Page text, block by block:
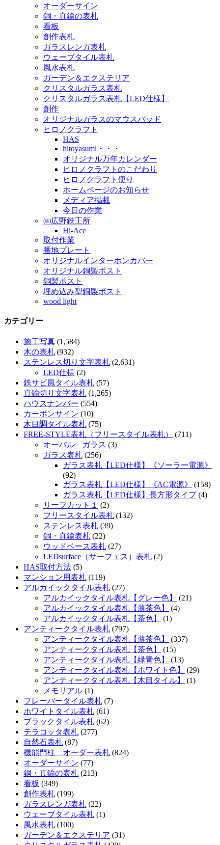
オーダーサイン
銅・真鍮の表札
看板
創作表札
ガラスレンガ表札
ウェーブタイル表札
風水表札
ガーデン＆エクステリア
クリスタルガラス表札
クリスタルガラス表札【LED仕様】
創作
オリジナルガラスのマウスパッド
ヒロノクラフト
HAS
hitoyasumi・・・
オリジナル万年カレンダー
ヒロノクラフトのこだわり
ヒロノクラフト便り
ホームページのお知らせ
メディア掲載
今日の作業
㈱広野鉄工所
Hi-Ace
取付作業
番地プレート
オリジナルインターホンカバー
オリジナル銅製ポスト
銅製ポスト
埋め込み型銅製ポスト
wood light
カテゴリー
施工写真 (1,584)
木の表札 (932)
ステンレス切り文字表札 (2,631)
LED仕様 (2)
鉄サビ風タイル表札 (57)
真鍮切り文字表札 (1,265)
ハウスナンバー (554)
カーボンサイン (10)
木目調タイル表札 (75)
FREE-STYLE表札（フリースタイル表札）
(711)
オーバル ガラス (3)
ガラス表札 (256)
ガラス表札【LED仕様】《ソーラー電源》
(92)
ガラス表札【LED仕様】《AC電源》
(158)
ガラス表札【LED仕様】長方形タイプ(4)
リーフカット１
(2)
フリースタイル表札 (132)
ステンレス表札 (39)
銅・真鍮表札 (22)
ウッドベース表札 (27)
LEDsurface（サーフェス）表札 (2)
HAS取付方法 (5)
マンション用表札 (119)
アルカイックタイル表札 (27)
アルカイックタイル表札【グレー色】
(21)
アルカイックタイル表札【薄茶色】
(4)
アルカイックタイル表札【茶色】
(1)
アンティークタイル表札 (797)
アンティークタイル表札【薄茶色】
(337)
アンティークタイル表札【茶色】
(15)
アンティークタイル表札【緑青色】
(13)
アンティークタイル表札【ホワイト色】
(29)
アンティークタイル表札【木目タイル】
(1)
メモリアル (1)
フレーバータイル表札 (7)
ホワイトタイル表札 (61)
ブラックタイル表札 (62)
テラコッタ表札 (277)
自然石表札 (87)
機能門柱 オーダー表札 (824)
オーダーサイン (77)
銅・真鍮の表札 (213)
看板 (349)
創作表札 (199)
ガラスレンガ表札 (22)
ウェーブタイル表札 (1)
風水表札 (100)
ガーデン＆エクステリア (31)